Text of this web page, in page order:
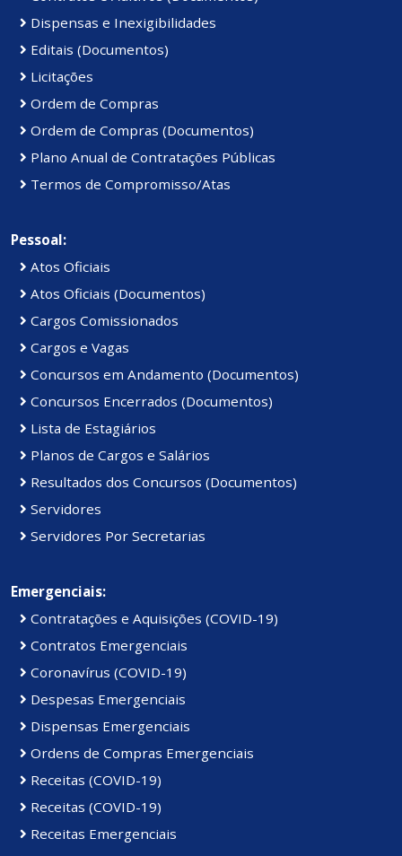
Dispensas e Inexigibilidades
Editais (Documentos)
Licitações
Ordem de Compras
Ordem de Compras (Documentos)
Plano Anual de Contratações Públicas
Termos de Compromisso/Atas
Pessoal:
Atos Oficiais
Atos Oficiais (Documentos)
Cargos Comissionados
Cargos e Vagas
Concursos em Andamento (Documentos)
Concursos Encerrados (Documentos)
Lista de Estagiários
Planos de Cargos e Salários
Resultados dos Concursos (Documentos)
Servidores
Servidores Por Secretarias
Emergenciais:
Contratações e Aquisições (COVID-19)
Contratos Emergenciais
Coronavírus (COVID-19)
Despesas Emergenciais
Dispensas Emergenciais
Ordens de Compras Emergenciais
Receitas (COVID-19)
Receitas (COVID-19)
Receitas Emergenciais